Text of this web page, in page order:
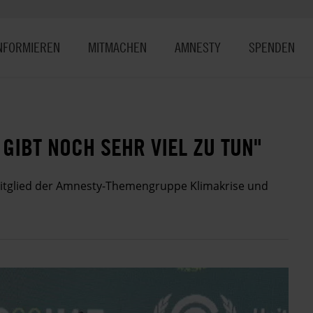
MITMACHEN AMNESTY SPENDEN
NOCH SEHR VIEL ZU TUN"
der Amnesty-Themengruppe Klimakrise und